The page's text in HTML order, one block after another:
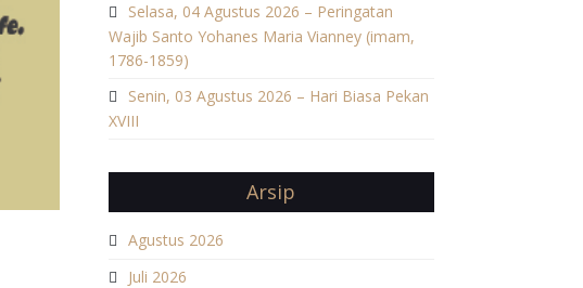
Selasa, 04 Agustus 2026 – Peringatan
Wajib Santo Yohanes Maria Vianney (imam,
1786-1859)
Senin, 03 Agustus 2026 – Hari Biasa Pekan
XVIII
Arsip
Agustus 2026
Juli 2026